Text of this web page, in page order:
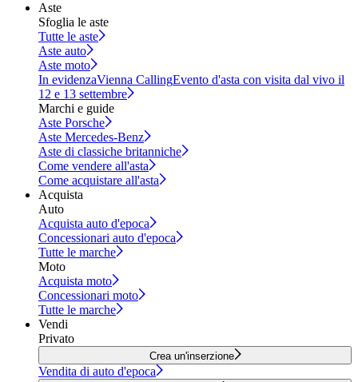
Aste
Sfoglia le aste
Tutte le aste
Aste auto
Aste moto
In evidenzaVienna CallingEvento d'asta con visita dal vivo il
12 e 13 settembre
Marchi e guide
Aste Porsche
Aste Mercedes-Benz
Aste di classiche britanniche
Come vendere all'asta
Come acquistare all'asta
Acquista
Auto
Acquista auto d'epoca
Concessionari auto d'epoca
Tutte le marche
Moto
Acquista moto
Concessionari moto
Tutte le marche
Vendi
Privato
Crea un'inserzione
Vendita di auto d'epoca